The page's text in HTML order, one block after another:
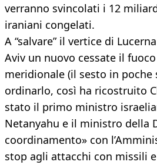
verranno svincolati i 12
iraniani congelati.
A “salvare” il vertice di
Aviv un nuovo cessate il
meridionale (il sesto in poche
ordinarlo, così ha ricostruito
stato il primo ministro
Netanyahu e il ministro della
coordinamento» con
stop agli attacchi con missili